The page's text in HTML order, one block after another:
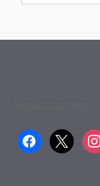
facebook
x